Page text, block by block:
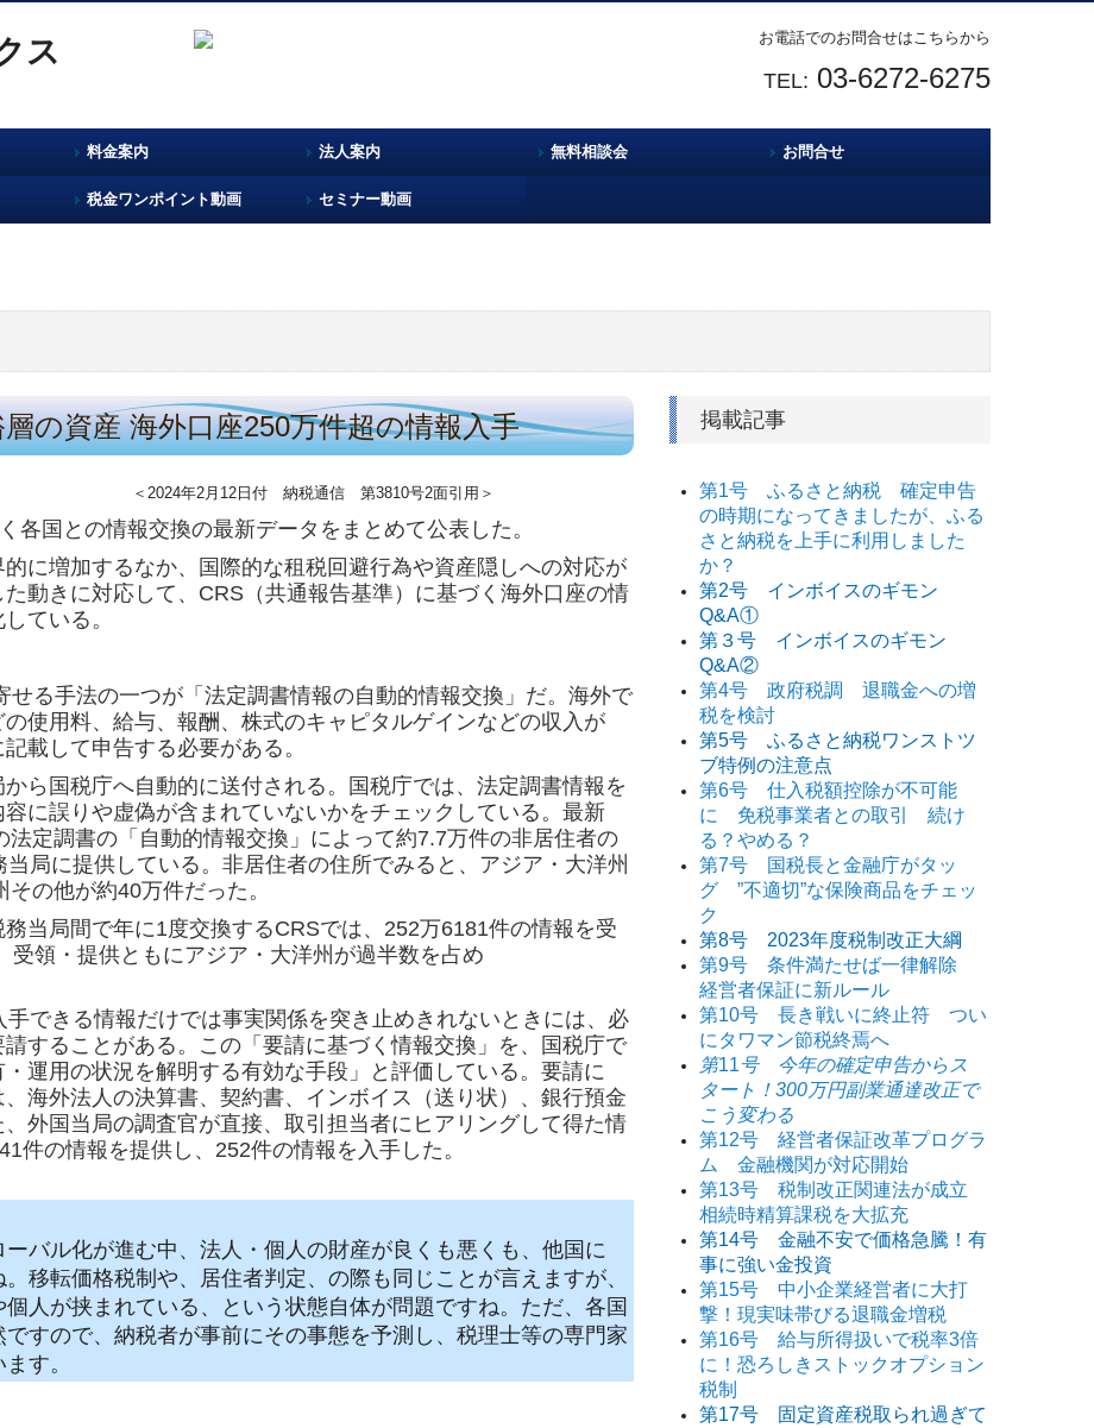
お電話でのお問合せはこちらから
TEL: 03-6272-6275
料金案内 法人案内 無料相談会 お問合せ
税金ワンポイント動画 セミナー動画
の資産 海外口座250万件超の情報入手
＜2024年2月12日付 納税通信 第3810号2面引用＞
各国との情報交換の最新データをまとめて公表した。
に増加するなか、国際的な租税回避行為や資産隠しへの対応が
動きに対応して、CRS（共通報告基準）に基づく海外口座の情
ている。
る手法の一つが「法定調書情報の自動的情報交換」だ。 海外で
使用料、給与、報酬、株式のキャピタルゲインなどの収入が
載して申告する必要がある。
ら国税庁へ自動的に送付される。国税庁では、法定調書情報を
に誤りや虚偽が含まれていないかをチェックしている。 最新
定調書の「自動的情報交換」によって約7.7万件の非居住者の
局に提供している。非居住者の住所でみると、アジア・大洋州
の他が約40万件だった。
当局間で年に1度交換するCRSでは、252万6181件の情報を受
受領・提供ともにアジア・大洋州が過半数を占め
できる情報だけでは事実関係を突き止めきれないときには、必
することがある。 この「要請に基づく情報交換」を、国税庁で
運用の状況を解明する有効な手段」と評価している。 要請に
海外法人の決算書、契約書、インボイス（送り状）、銀行預金
外国当局の調査官が直接、取引担当者にヒアリングして得た情
件の情報を提供し、252件の情報を入手した。
バル化が進む中、法人・個人の財産が良くも悪くも、他国に
移転価格税制や、居住者判定、の際も同じことが言えますが、
人が挟まれている、という状態自体が問題ですね。ただ、各国
すので、納税者が事前にその事態を予測し、税理士等の専門家
す。
掲載記事
第1号 ふるさと納税 確定申告
の時期になってきましたが、ふる
さと納税を上手に利用しました
か？
第2号 インボイスのギモン
Q&A①
第３号 インボイスのギモン
Q&A②
第4号 政府税調 退職金への増
税を検討
第5号 ふるさと納税ワンストツ
ブ特例の注意点
第6号 仕入税額控除が不可能
に 免税事業者との取引 続け
る？やめる？
第7号 国税長と金融庁がタッ
グ ”不適切”な保険商品をチェッ
ク
第8号 2023年度税制改正大綱
第9号 条件満たせば一律解除
経営者保証に新ルール
第10号 長き戦いに終止符 つい
にタワマン節税終焉へ
第11号 今年の確定申告からス
タート！300万円副業通達改正で
こう変わる
第12号 経営者保証改革プログラ
ム 金融機関が対応開始
第13号 税制改正関連法が成立
相続時精算課税を大拡充
第14号 金融不安で価格急騰！有
事に強い金投資
第15号 中小企業経営者に大打
撃！現実味帯びる退職金増税
第16号 給与所得扱いで税率3倍
に！恐ろしきストックオプション
税制
第17号 固定資産税取られ過ぎて